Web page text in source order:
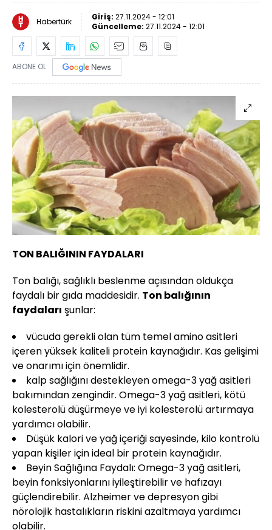
Habertürk Giriş: 27.11.2024 - 12:01
Güncelleme: 27.11.2024 - 12:01
ABONE OL
TON BALIĞININ FAYDALARI
Ton balığı, sağlıklı beslenme açısından oldukça
faydalı bir gıda maddesidir. Ton balığının
faydaları şunlar:
vücuda gerekli olan tüm temel amino asitleri
içeren yüksek kaliteli protein kaynağıdır. Kas gelişimi
ve onarımı için önemlidir.
kalp sağlığını destekleyen omega-3 yağ asitleri
bakımından zengindir. Omega-3 yağ asitleri, kötü
kolesterolü düşürmeye ve iyi kolesterolü artırmaya
yardımcı olabilir.
Düşük kalori ve yağ içeriği sayesinde, kilo kontrolü
yapan kişiler için ideal bir protein kaynağıdır.
Beyin Sağlığına Faydalı: Omega-3 yağ asitleri,
beyin fonksiyonlarını iyileştirebilir ve hafızayı
güçlendirebilir. Alzheimer ve depresyon gibi
nörolojik hastalıkların riskini azaltmaya yardımcı
olabilir.